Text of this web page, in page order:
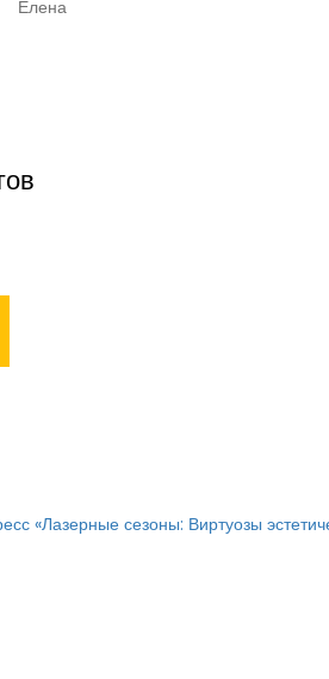
Елена
«Лазерные сезоны: Виртуозы